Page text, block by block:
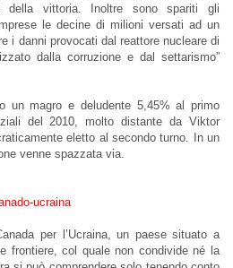
della vittoria. Inoltre sono spariti gli
le decine di milioni versati ad un
i danni provocati dal reattore nucleare di
dalla corruzione e dal settarismo”
un magro e deludente 5,45% al primo
del 2010, molto distante da Viktor
eletto al secondo turno. In un
venne spazzata via.
ucraina
per l’Ucraina, un paese situato a
frontiere, col quale non condivide né la